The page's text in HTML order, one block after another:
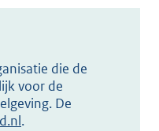
die de
voor de
De
.